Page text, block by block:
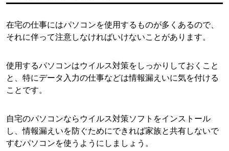
在宅の仕事にはパソコンを使用するものが多くあるので、
それに伴って注意しなければいけないことがあります。
使用するパソコンはウイルス対策をしっかりしておくこと
と、特にデータ入力の仕事などは情報漏えいに気を付ける
ことです。
自宅のパソコンならウイルス対策ソフトをインストール
し、情報漏えいを防ぐためにできれば家族と共有しないで
すむパソコンを使うようにしましょう。